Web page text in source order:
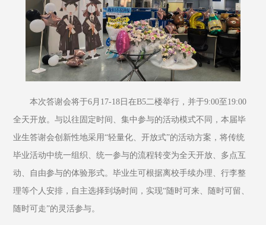
本次答谢会将于6月17-18日在B5二楼举行，并于9:00至19:00
全天开放。与以往固定时间、集中参与的活动模式不同，本届毕
业生答谢会创新性地采用“轻量化、开放式”的活动方案，将传统
毕业活动中统一组织、统一参与的流程转变为全天开放、多点互
动、自由参与的体验形式。毕业生可根据离校手续办理、行李整
理等个人安排，自主选择到场时间，实现“随时可来、随时可留、
随时可走”的灵活参与。